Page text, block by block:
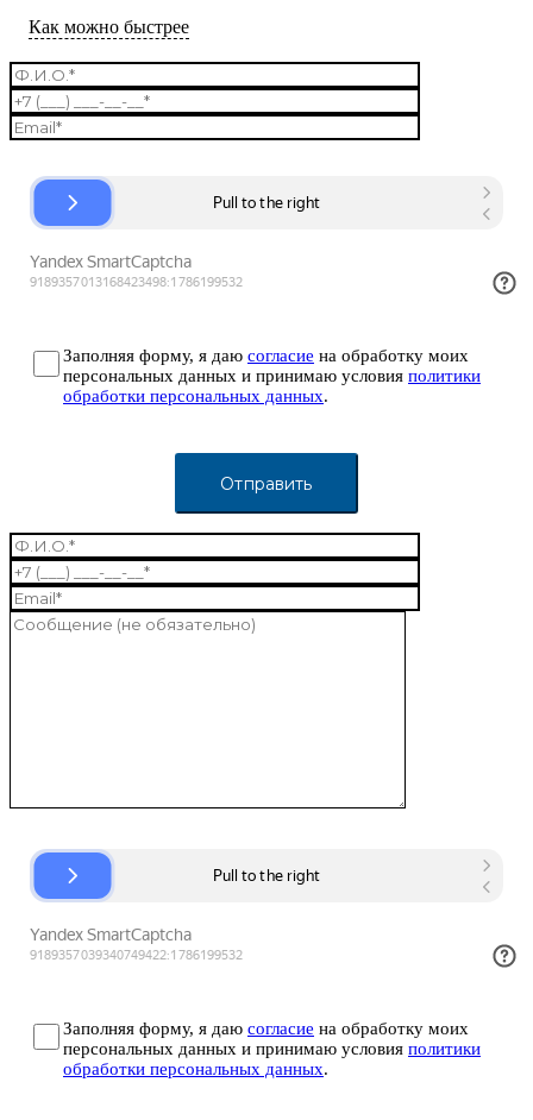
Как можно быстрее
Заполняя форму, я даю согласие на обработку моих
персональных данных и принимаю условия политики
обработки персональных данных.
Заполняя форму, я даю согласие на обработку моих
персональных данных и принимаю условия политики
обработки персональных данных.